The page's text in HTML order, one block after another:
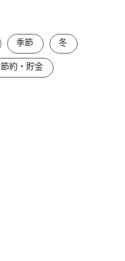
季節
冬
節約・貯金